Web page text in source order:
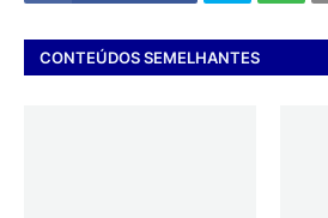
CONTEÚDOS SEMELHANTES